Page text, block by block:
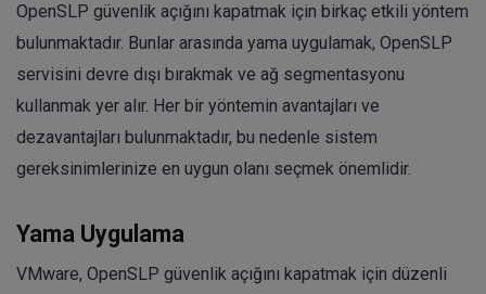
OpenSLP güvenlik açığını kapatmak için birkaç etkili yöntem
bulunmaktadır. Bunlar arasında yama uygulamak, OpenSLP
servisini devre dışı bırakmak ve ağ segmentasyonu
kullanmak yer alır. Her bir yöntemin avantajları ve
dezavantajları bulunmaktadır, bu nedenle sistem
gereksinimlerinize en uygun olanı seçmek önemlidir.
Yama Uygulama
VMware, OpenSLP güvenlik açığını kapatmak için düzenli